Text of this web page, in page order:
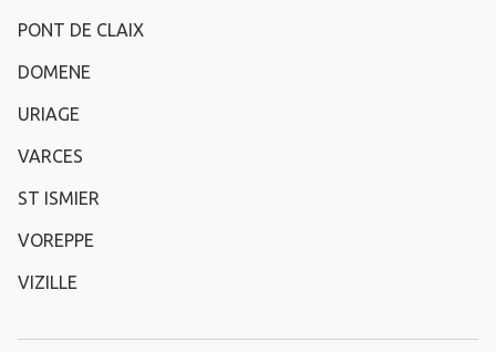
PONT DE CLAIX
DOMENE
URIAGE
VARCES
ST ISMIER
VOREPPE
VIZILLE